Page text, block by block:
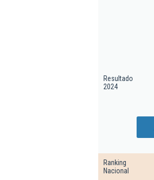
Resultado
2024
Ranking
Nacional